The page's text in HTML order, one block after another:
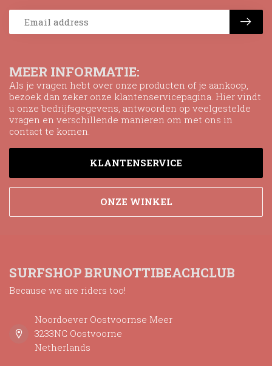
MEER INFORMATIE:
Als je vragen hebt over onze producten of je aankoop,
bezoek dan zeker onze klantenservicepagina. Hier vindt
u onze bedrijfsgegevens, antwoorden op veelgestelde
vragen en verschillende manieren om met ons in
contact te komen.
KLANTENSERVICE
ONZE WINKEL
SURFSHOP BRUNOTTIBEACHCLUB
Because we are riders too!
Noordoever Oostvoornse Meer
3233NC Oostvoorne
Netherlands